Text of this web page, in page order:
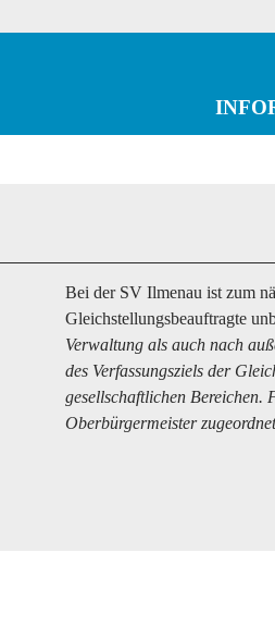
Bei der SV Ilmenau ist zum
Gleichstellungsbeauftragte
Verwaltung als auch nach
des Verfassungsziels der
gesellschaftlichen Bereichen.
Oberbürgermeister